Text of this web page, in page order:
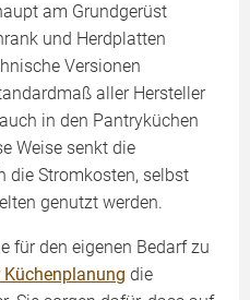
am Grundgerüst
und Herdplatten
Versionen
aller Hersteller
in den Pantryküchen
Weise senkt die
die Stromkosten, selbst
genutzt werden.
für den eigenen Bedarf zu
die